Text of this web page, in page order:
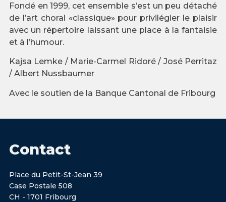
Fondé en 1999, cet ensemble s’est un peu détaché
de l’art choral «classique» pour privilégier le plaisir
avec un répertoire laissant une place à la fantaisie
et à l’humour.
Kajsa Lemke / Marie-Carmel Ridoré / José Perritaz
/ Albert Nussbaumer
Avec le soutien de la Banque Cantonal de Fribourg
Contact
Place du Petit-St-Jean 39
Case Postale 508
CH - 1701 Fribourg